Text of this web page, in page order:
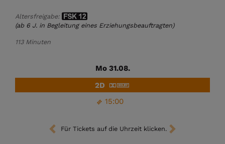
Altersfreigabe:
(ab 6 J. in Begleitung eines Erziehungsbeauftragten)
113 Minuten
Mo 31.08.
15:00
2D
Für Tickets auf die Uhrzeit klicken.